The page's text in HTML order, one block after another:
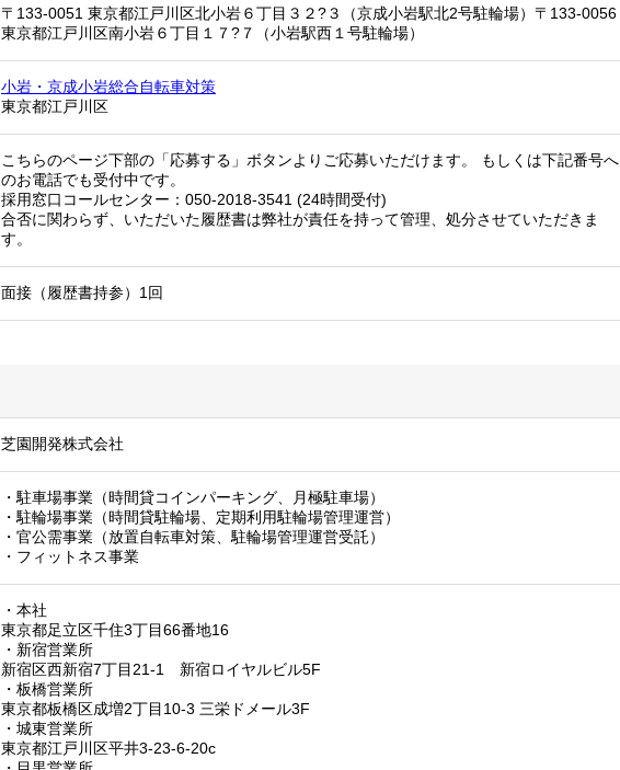
〒133-0051 東京都江戸川区北小岩６丁目３２?３（京成小岩駅北2号駐輪場）〒133-0056
東京都江戸川区南小岩６丁目１７?７（小岩駅西１号駐輪場）
小岩・京成小岩総合自転車対策
東京都江戸川区
こちらのページ下部の「応募する」ボタンよりご応募いただけます。 もしくは下記番号へ
のお電話でも受付中です。
採用窓口コールセンター：050-2018-3541 (24時間受付)
合否に関わらず、いただいた履歴書は弊社が責任を持って管理、処分させていただきま
す。
面接（履歴書持参）1回
芝園開発株式会社
・駐車場事業（時間貸コインパーキング、月極駐車場）
・駐輪場事業（時間貸駐輪場、定期利用駐輪場管理運営）
・官公需事業（放置自転車対策、駐輪場管理運営受託）
・フィットネス事業
・本社
東京都足立区千住3丁目66番地16
・新宿営業所
新宿区西新宿7丁目21-1 新宿ロイヤルビル5F
・板橋営業所
東京都板橋区成増2丁目10-3 三栄ドメール3F
・城東営業所
東京都江戸川区平井3-23-6-20c